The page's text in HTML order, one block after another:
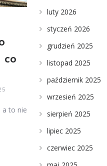
co
a to nie
luty 2026
styczeń 2026
grudzień 2025
listopad 2025
październik 2025
wrzesień 2025
sierpień 2025
lipiec 2025
czerwiec 2025